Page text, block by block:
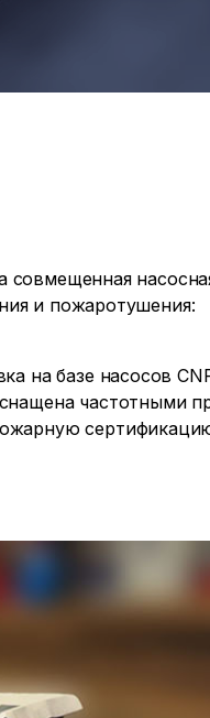
совмещенная
и пожаротушения:
на базе насосов
частотными